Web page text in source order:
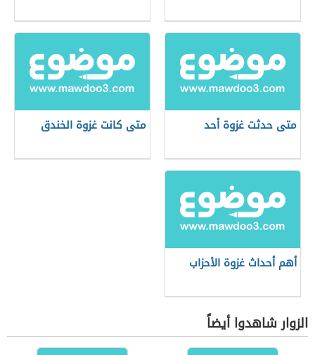
متى حدثت غزوة أحد متى كانت غزوة الخندق
أهم أحداث غزوة الأحزاب
الزوار شاهدوا أيضاً